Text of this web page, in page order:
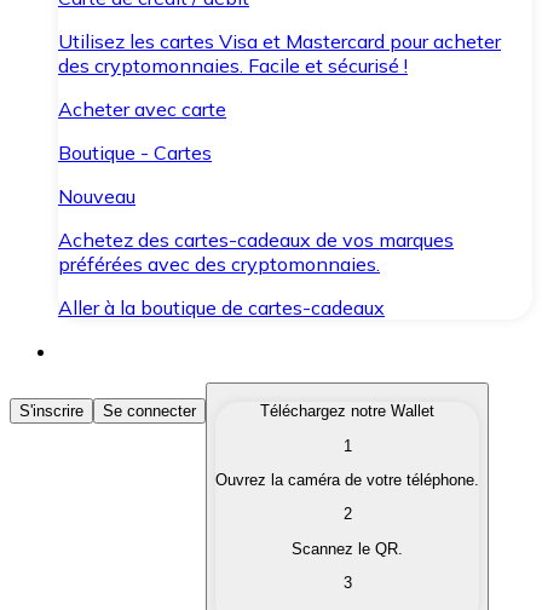
Utilisez les cartes Visa et Mastercard pour acheter
des cryptomonnaies. Facile et sécurisé !
Acheter avec carte
Boutique - Cartes
Nouveau
Achetez des cartes-cadeaux de vos marques
préférées avec des cryptomonnaies.
Aller à la boutique de cartes-cadeaux
Acheter des Cryptomonnaies
Achetez les cryptomonnaies qui vous intéressent
Convertissez vos cryptomonnaies en monnaie
S'inscrire Se connecter
Téléchargez notre Wallet
1
Ouvrez la caméra de votre téléphone.
2
Scannez le QR.
3